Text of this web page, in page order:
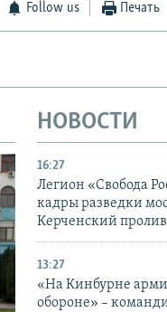
Follow us Печать
НОВОСТИ
16:27
Легион «Свобода
кадры разведки
Керченский пролив
13:27
«На Кинбурне
обороне» –